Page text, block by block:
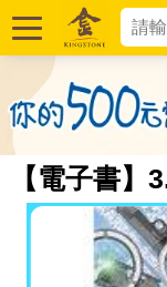
【電子書】